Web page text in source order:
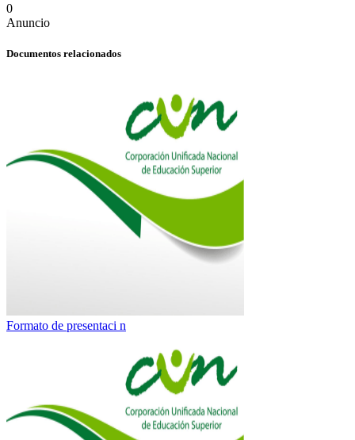
0
Anuncio
Documentos relacionados
Formato de presentaci n